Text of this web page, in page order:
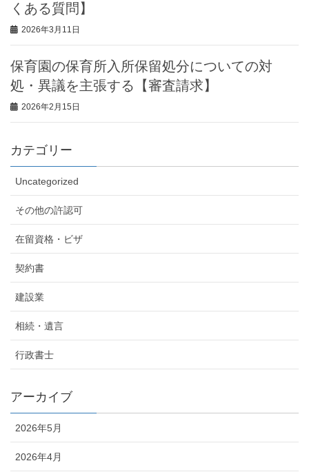
くある質問】
2026年3月11日
保育園の保育所入所保留処分についての対
処・異議を主張する【審査請求】
2026年2月15日
カテゴリー
Uncategorized
その他の許認可
在留資格・ビザ
契約書
建設業
相続・遺言
行政書士
アーカイブ
2026年5月
2026年4月